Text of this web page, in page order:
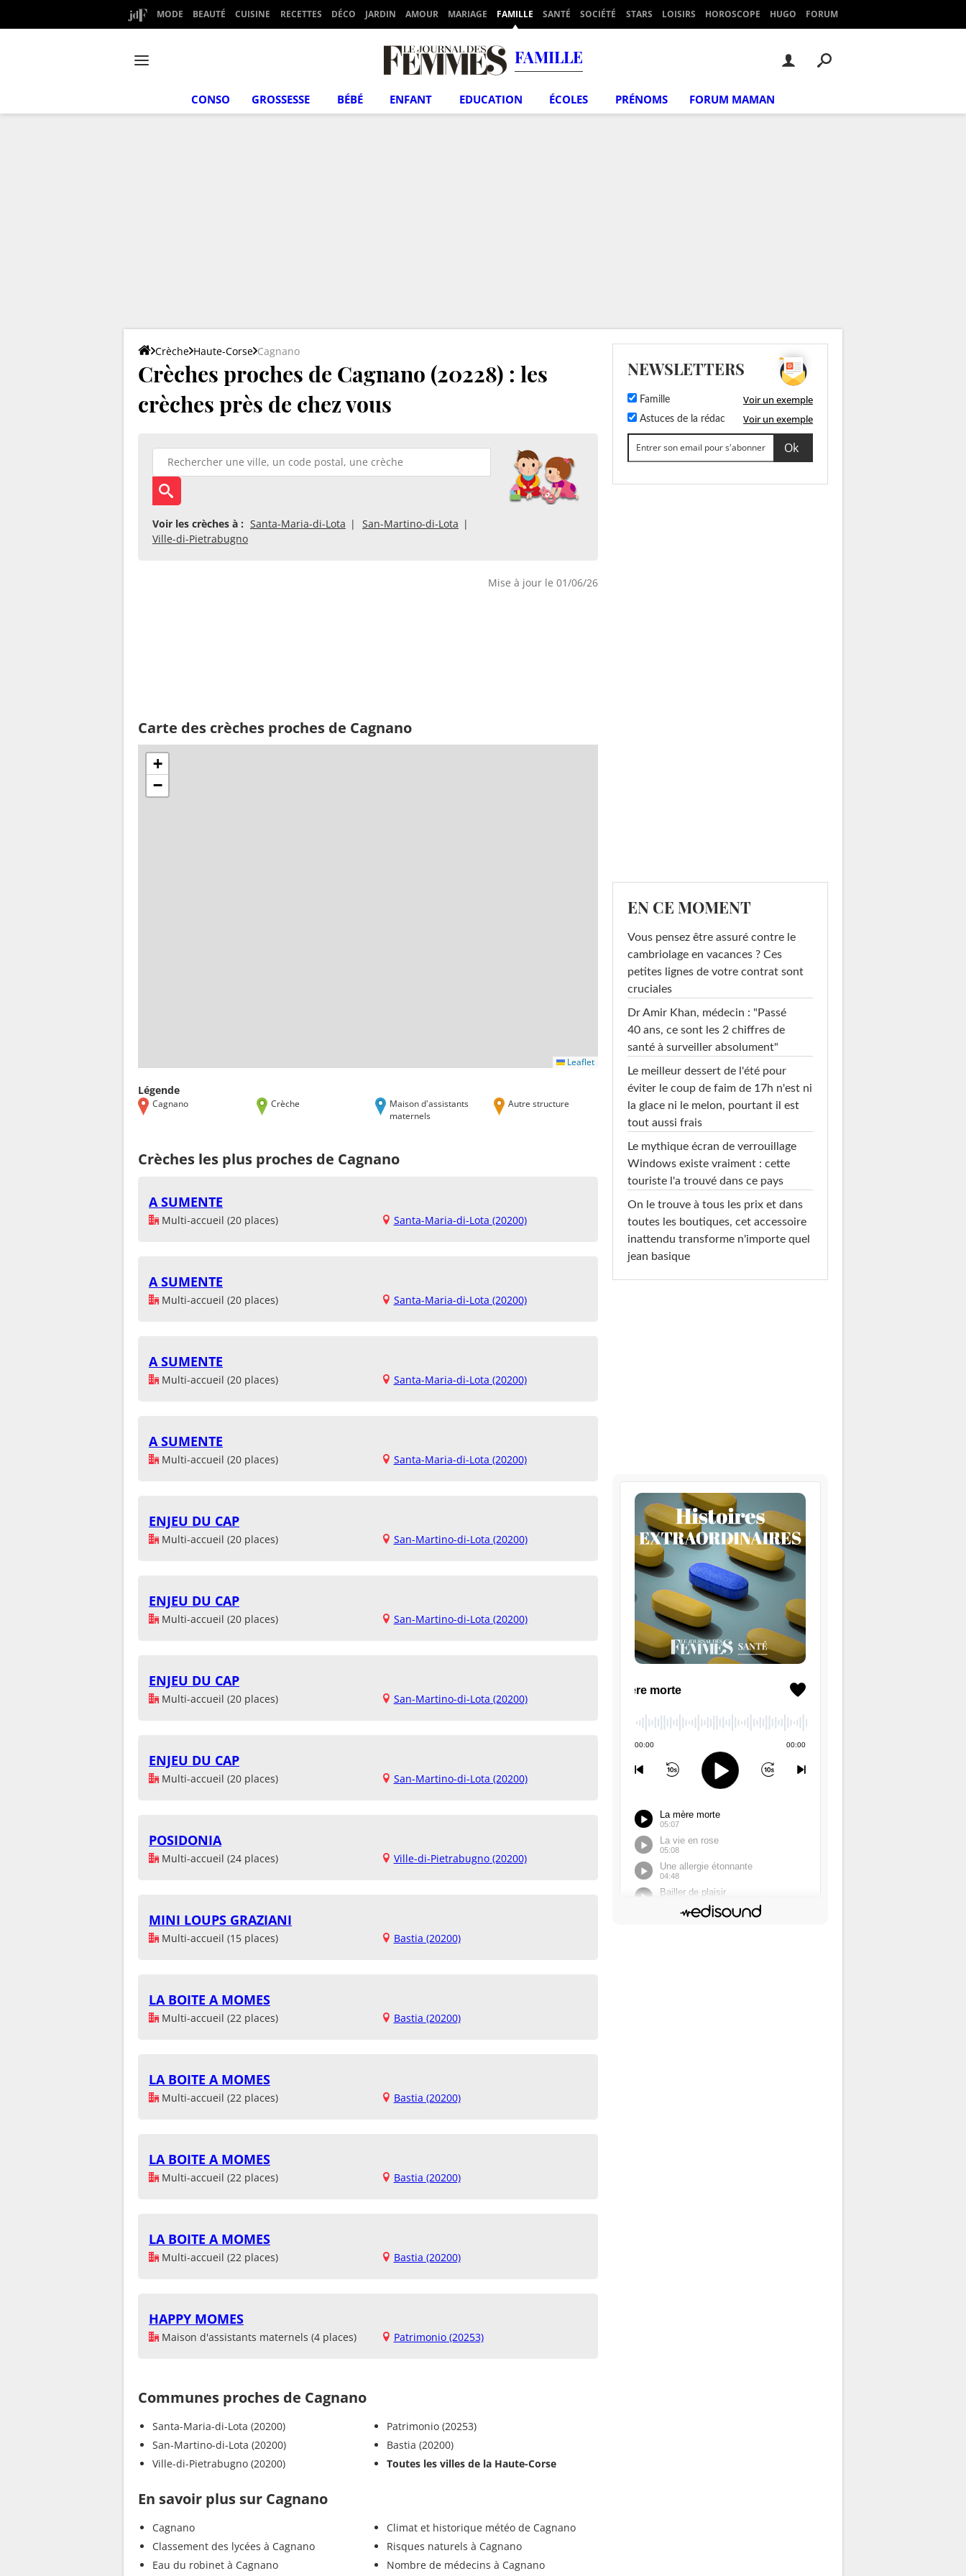
MODE BEAUTÉ CUISINE RECETTES DÉCO JARDIN AMOUR MARIAGE FAMILLE SANTÉ SOCIÉTÉ STARS LOISIRS HOROSCOPE HUGO FORUM
FAMILLE
CONSO GROSSESSE BÉBÉ ENFANT EDUCATION ÉCOLES PRÉNOMS FORUM MAMAN
Crèche Haute-Corse Cagnano
Crèches proches de Cagnano (20228) : les
crèches près de chez vous
Voir les crèches à : Santa-Maria-di-Lota
San-Martino-di-Lota
Ville-di-Pietrabugno
Mise à jour le 01/06/26
Carte des crèches proches de Cagnano
+
−
Leaflet
Légende
Cagnano Crèche
Maison d'assistants
maternels
Autre structure
Crèches les plus proches de Cagnano
A SUMENTE
Multi-accueil (20 places) Santa-Maria-di-Lota (20200)
A SUMENTE
Multi-accueil (20 places) Santa-Maria-di-Lota (20200)
A SUMENTE
Multi-accueil (20 places) Santa-Maria-di-Lota (20200)
A SUMENTE
Multi-accueil (20 places) Santa-Maria-di-Lota (20200)
ENJEU DU CAP
Multi-accueil (20 places) San-Martino-di-Lota (20200)
ENJEU DU CAP
Multi-accueil (20 places) San-Martino-di-Lota (20200)
ENJEU DU CAP
Multi-accueil (20 places) San-Martino-di-Lota (20200)
ENJEU DU CAP
Multi-accueil (20 places) San-Martino-di-Lota (20200)
POSIDONIA
Multi-accueil (24 places) Ville-di-Pietrabugno (20200)
MINI LOUPS GRAZIANI
Multi-accueil (15 places) Bastia (20200)
LA BOITE A MOMES
Multi-accueil (22 places) Bastia (20200)
LA BOITE A MOMES
Multi-accueil (22 places) Bastia (20200)
LA BOITE A MOMES
Multi-accueil (22 places) Bastia (20200)
LA BOITE A MOMES
Multi-accueil (22 places) Bastia (20200)
HAPPY MOMES
Maison d'assistants maternels (4 places) Patrimonio (20253)
Communes proches de Cagnano
Santa-Maria-di-Lota (20200)
San-Martino-di-Lota (20200)
Ville-di-Pietrabugno (20200)
Patrimonio (20253)
Bastia (20200)
Toutes les villes de la Haute-Corse
En savoir plus sur Cagnano
Cagnano
Classement des lycées à Cagnano
Eau du robinet à Cagnano
Climat et historique météo de Cagnano
Risques naturels à Cagnano
Nombre de médecins à Cagnano
NEWSLETTERS
Famille Voir un exemple
Astuces de la rédac Voir un exemple
EN CE MOMENT
Vous pensez être assuré contre le
cambriolage en vacances ? Ces
petites lignes de votre contrat sont
cruciales
Dr Amir Khan, médecin : "Passé
40 ans, ce sont les 2 chiffres de
santé à surveiller absolument"
Le meilleur dessert de l'été pour
éviter le coup de faim de 17h n'est ni
la glace ni le melon, pourtant il est
tout aussi frais
Le mythique écran de verrouillage
Windows existe vraiment : cette
touriste l'a trouvé dans ce pays
On le trouve à tous les prix et dans
toutes les boutiques, cet accessoire
inattendu transforme n'importe quel
jean basique